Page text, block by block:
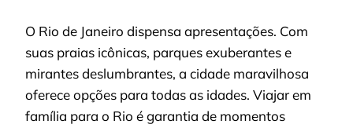
O Rio de Janeiro dispensa apresentações. Com
suas praias icônicas, parques exuberantes e
mirantes deslumbrantes, a cidade maravilhosa
oferece opções para todas as idades. Viajar em
família para o Rio é garantia de momentos